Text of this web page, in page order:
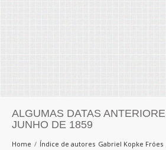
ALGUMAS DATAS
JUNHO DE 1859
Home Índice de autores Gabriel Kopke Fróes